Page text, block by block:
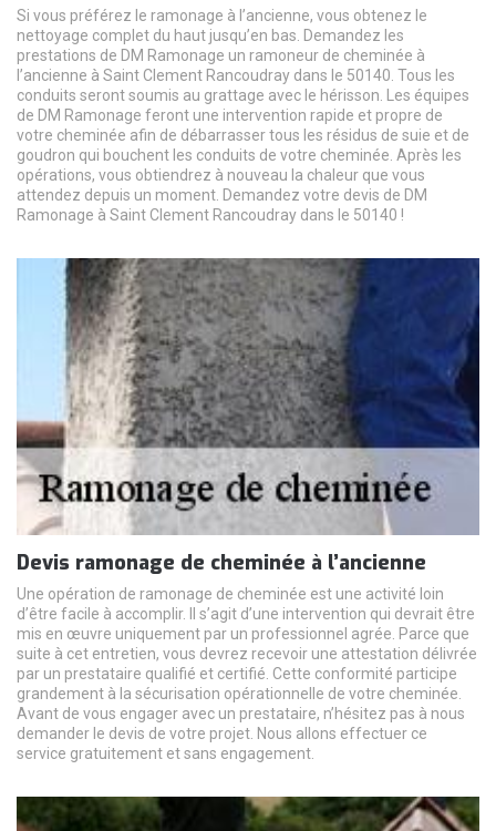
Si vous préférez le ramonage à l’ancienne, vous obtenez le
nettoyage complet du haut jusqu’en bas. Demandez les
prestations de DM Ramonage un ramoneur de cheminée à
l’ancienne à Saint Clement Rancoudray dans le 50140. Tous les
conduits seront soumis au grattage avec le hérisson. Les équipes
de DM Ramonage feront une intervention rapide et propre de
votre cheminée afin de débarrasser tous les résidus de suie et de
goudron qui bouchent les conduits de votre cheminée. Après les
opérations, vous obtiendrez à nouveau la chaleur que vous
attendez depuis un moment. Demandez votre devis de DM
Ramonage à Saint Clement Rancoudray dans le 50140 !
Devis ramonage de cheminée à l’ancienne
Une opération de ramonage de cheminée est une activité loin
d’être facile à accomplir. Il s’agit d’une intervention qui devrait être
mis en œuvre uniquement par un professionnel agrée. Parce que
suite à cet entretien, vous devrez recevoir une attestation délivrée
par un prestataire qualifié et certifié. Cette conformité participe
grandement à la sécurisation opérationnelle de votre cheminée.
Avant de vous engager avec un prestataire, n’hésitez pas à nous
demander le devis de votre projet. Nous allons effectuer ce
service gratuitement et sans engagement.